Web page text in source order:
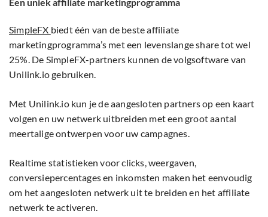
SimpleFX biedt één van de beste affiliate
marketingprogramma’s met een levenslange share tot wel
25%. De SimpleFX-partners kunnen de volgsoftware van
Unilink.io gebruiken.
Met Unilink.io kun je de aangesloten partners op een kaart
volgen en uw netwerk uitbreiden met een groot aantal
meertalige ontwerpen voor uw campagnes.
Realtime statistieken voor clicks, weergaven,
conversiepercentages en inkomsten maken het eenvoudig
om het aangesloten netwerk uit te breiden en het affiliate
netwerk te activeren.